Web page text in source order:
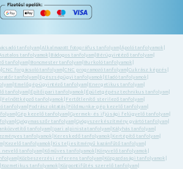
tanfolyam| Alkalmazott fotográfus tanfolyam| Ápoló tanfolyamok
Asztalos tanfolyamok Bádogos tanfolyam| Bérügyintéző tanfolyam|
tanfolyam| Boncmester tanfolyam| Burkoló tanfolyamok
| CNC forgácsoló tanfolyam| CNC programozó tanfolyam| Cukrász képzés
tanfolyam| Egészségügyi tanfolyamok Eladó tanfolyamok
Emelőgép-ügyintéző tanfolyam Energetikus tanfolyam
tanfolyam Építőipari tanfolyamok Épületgépész technikus tanfolyam
Felnőttképző tanfolyamok Fertőtlenítő sterilező tanfolyam
tanfolyam Fodrász oktatás Földmunka- gép kezelő tanfolyam
| Gép kezelő tanfolyam| Gyermek- és ifjúsági felügyelő tanfolyam|
| Gyógymasszőr tanfolyam| Gyógyszerkészítmény gyártó tanfolyam|
tanfolyam Ipari alpinista tanfolyam Kályhás tanfolyam
tanfolyamok Kereskedő tanfolyamok Kertépítő tanfolyam|
| Kezelő tanfolyamok Kis teljesítményű kazánfűtő tanfolyam|
nevelő tanfolyam| Kőműves tanfolyamok Könyvelő tanfolyamok
| Közbeszerzési referens tanfolyam| Közgazdasági tanfolyamok
Kozmetikus tanfolyamok Központifűtés szerelő tanfolyam|